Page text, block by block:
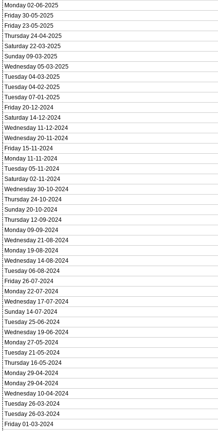
Monday 02-06-2025
Friday 30-05-2025
Friday 23-05-2025
Thursday 24-04-2025
Saturday 22-03-2025
Sunday 09-03-2025
Wednesday 05-03-2025
Tuesday 04-03-2025
Tuesday 04-02-2025
Tuesday 07-01-2025
Friday 20-12-2024
Saturday 14-12-2024
Wednesday 11-12-2024
Wednesday 20-11-2024
Friday 15-11-2024
Monday 11-11-2024
Tuesday 05-11-2024
Saturday 02-11-2024
Wednesday 30-10-2024
Thursday 24-10-2024
Sunday 20-10-2024
Thursday 12-09-2024
Monday 09-09-2024
Wednesday 21-08-2024
Monday 19-08-2024
Wednesday 14-08-2024
Tuesday 06-08-2024
Friday 26-07-2024
Monday 22-07-2024
Wednesday 17-07-2024
Sunday 14-07-2024
Tuesday 25-06-2024
Wednesday 19-06-2024
Monday 27-05-2024
Tuesday 21-05-2024
Thursday 16-05-2024
Monday 29-04-2024
Monday 29-04-2024
Wednesday 10-04-2024
Tuesday 26-03-2024
Tuesday 26-03-2024
Friday 01-03-2024